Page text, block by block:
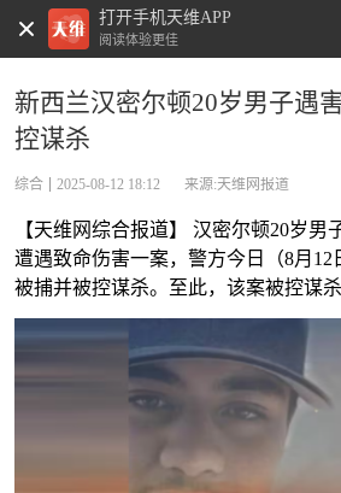
打开手机天维APP
阅读体验更佳 天维新闻
新西兰汉密尔顿20岁男子遇
控谋杀
综合 2025-08-12 18:12 来源:天维网报道
【天维网综合报道】 汉密尔顿20岁男
遭遇致命伤害一案，警方今日（8月
被捕并被控谋杀。至此，该案被控谋